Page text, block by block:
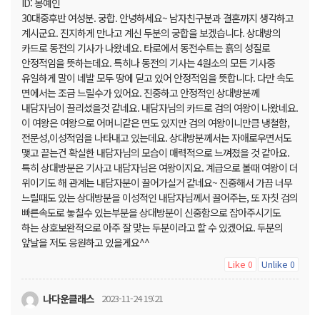
ID: 몽예인
30대중후반 여성분. 궁합. 안녕하세요~ 남자친구분과 결혼까지 생각하고
계시군요. 진지하게 만나고 계신 두분의 궁합을 보겠습니다. 상대방의
카드로 동전의 기사가 나왔네요. 타로에서 동전수트는 흙의 성질로
안정적임을 뜻하는데요. 특히나 동전의 기사는 4원소의 모든 기사중
유일하게 말이 네발 모두 땅에 딛고 있어 안정적임을 뜻합니다. 다만 속도
면에서는 조금 느릴수가 있어요. 진중하고 안정적인 상대방분께
내담자님이 끌리셨을것 같네요. 내담자님의 카드로 검의 여왕이 나왔네요.
이 여왕은 여왕으로 어머니같은 면도 있지만 검의 여왕이니만큼 냉철함,
전문성,이성적임을 나타내고 있는데요. 상대방분께서는 자애로우면서도
맺고 끝는건 확실한 내담자님의 모습이 매력적으로 느껴졌을 것 같아요.
특히 상대방분은 기사고 내담자님은 여왕이지요. 계급으로 볼때 여왕이 더
위이기도 해 관계는 내담자분이 끌어가실거 같네요~ 진중해서 가끔 너무
느릴때도 있는 상대방분을 이성적인 내담자님께서 끌어주는, 또 자칫 검의
빠른속도로 놓칠수 있는부분을 상대방분이 신중함으로 잡아주시기도
하는 상호보완적으로 아주 잘 맞는 두분이라고 할 수 있겠어요. 두분의
앞날을 저도 응원하고 있을게요^^
Like 0 Unlike 0
나다운클래스 2023-11-24 19:21